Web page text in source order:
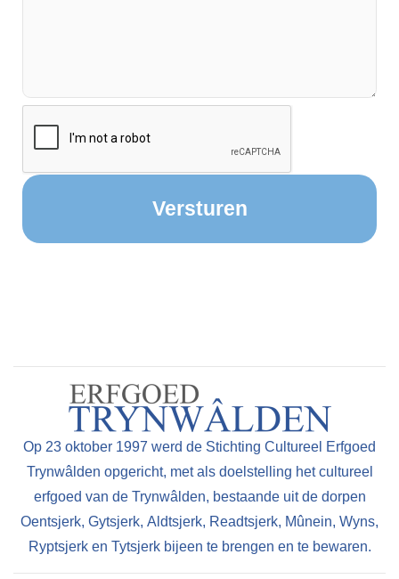
Op 23 oktober 1997 werd de Stichting Cultureel Erfgoed
Trynwâlden opgericht, met als doelstelling het cultureel
erfgoed van de Trynwâlden, bestaande uit de dorpen
Oentsjerk, Gytsjerk, Aldtsjerk, Readtsjerk, Mûnein, Wyns,
Ryptsjerk en Tytsjerk bijeen te brengen en te bewaren.